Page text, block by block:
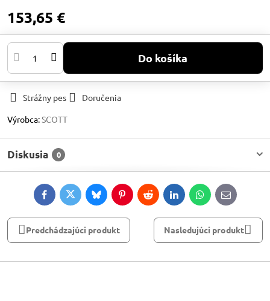
153,65 €
Do košíka
Strážny pes
Doručenia
Výrobca:SCOTT
Diskusia 0
FacebookTwitterBlueskyPinterestRedditLinkedInWhatsApp
E-
mail
Predchádzajúci produkt Nasledujúci produkt